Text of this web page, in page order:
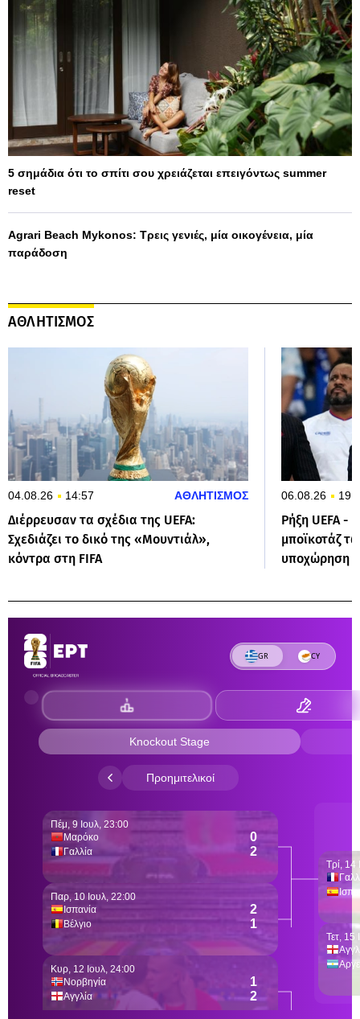
5 σημάδια ότι το σπίτι σου χρειάζεται επειγόντως summer
reset
Agrari Beach Mykonos: Τρεις γενιές, μία οικογένεια, μία
παράδοση
ΑΘΛΗΤΙΣΜΟΣ
04.08.26 14:57 ΑΘΛΗΤΙΣΜΟΣ
Διέρρευσαν τα σχέδια της UEFA:
Σχεδιάζει το δικό της «Μουντιάλ»,
κόντρα στη FIFA
06.08.26
Ρήξη UEFA -
μποϊκοτάζ
υποχώρηση